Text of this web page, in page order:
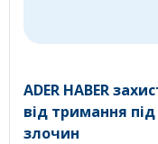
ADER HABER
від тримання
злочин